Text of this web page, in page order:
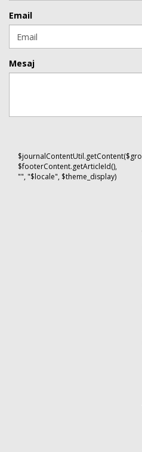
Email
Mesaj
$footerContent.getArticleId(),
"", "$locale", $theme_display)